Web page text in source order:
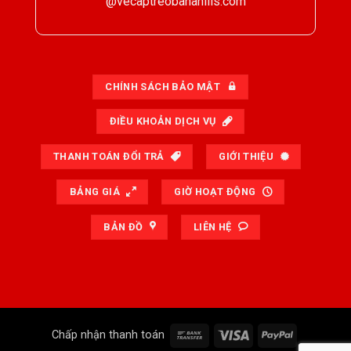
CHÍNH SÁCH BẢO MẬT
ĐIỀU KHOẢN DỊCH VỤ
THANH TOÁN ĐỔI TRẢ GIỚI THIỆU
BẢNG GIÁ GIỜ HOẠT ĐỘNG
BẢN ĐỒ LIÊN HỆ
Chấp nhận thanh toán
Bank
Visa PayPal